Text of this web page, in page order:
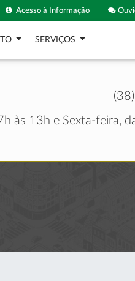
Acesso à Informação
SERVIÇOS
às 13h e Sexta-feira,